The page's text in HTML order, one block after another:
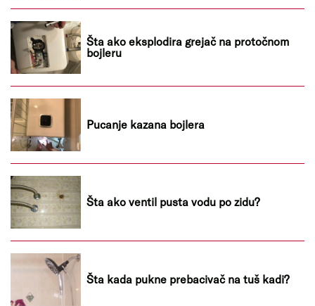
Šta ako eksplodira grejač na protočnom
bojleru
Pucanje kazana bojlera
Šta ako ventil pusta vodu po zidu?
Šta kada pukne prebacivač na tuš kadi?